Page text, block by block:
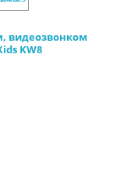
видеозвонком
KW8